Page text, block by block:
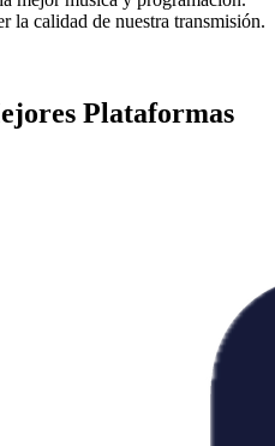
la calidad de nuestra transmisión.
Plataformas